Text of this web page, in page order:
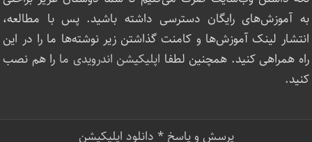
به آموزش‌های رایگان دسترسی داشته باشید. پس با مطالعه،
انتشار لینک‌ آموزش‌ها و کامنت گذاشتن زیر نوشته‌‌ها ما را در این
راه همراهی کنید. همچنین لطفا اپلیکیشن اندرویدی ما را هم نصب
کنید.
پرسش و پاسخ* دانلود اپلیکیشن